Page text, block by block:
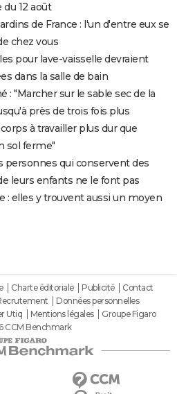
12 août
de France : l'un d'entre eux se
chez vous
pour lave-vaisselle devraient
dans la salle de bain
: "Marcher sur le sable sec de la
près de trois fois plus
à travailler plus dur que
sol ferme"
personnes qui conservent des
leurs enfants ne le font pas
: elles y trouvent aussi un moyen
Charte éditoriale Publicité
Contact
Données personnelles
Utiq Mentions légales
Groupe Figaro
CCM Benchmark